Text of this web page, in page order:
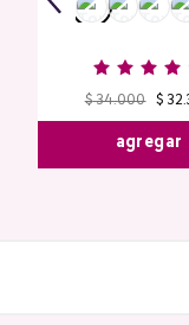
$ 34.000 $ 32.
agregar